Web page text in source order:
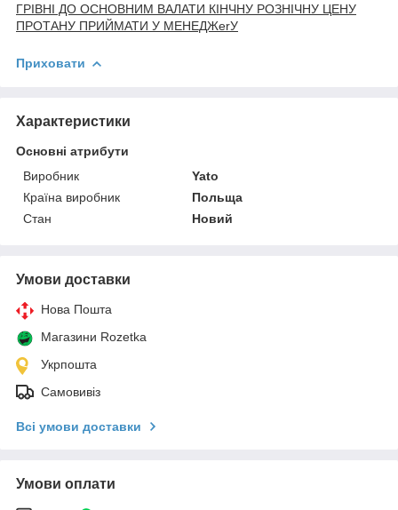
ГРІВНІ ДО ОСНОВНИМ ВАЛАТИ КІНЧНУ РОЗНІЧНУ ЦЕНУ
ПРОТАНУ ПРИЙМАТИ У МЕНЕДЖerУ
Приховати
Характеристики
Основні атрибути
Виробник
Yato
Країна виробник
Польща
Стан
Новий
Умови доставки
Нова Пошта
Магазини Rozetka
Укрпошта
Самовивіз
Всі умови доставки
Умови оплати